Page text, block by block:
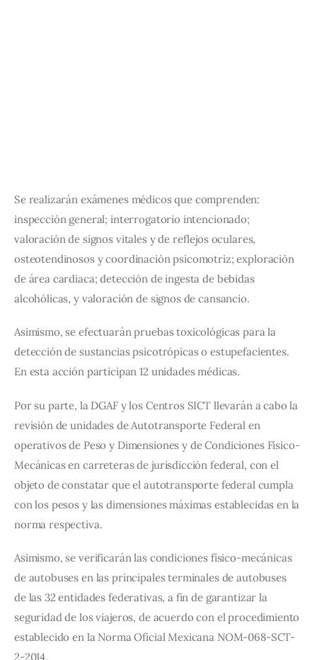
Se realizarán exámenes médicos que comprenden:
inspección general; interrogatorio intencionado;
valoración de signos vitales y de reflejos oculares,
osteotendinosos y coordinación psicomotriz; exploración
de área cardiaca; detección de ingesta de bebidas
alcohólicas, y valoración de signos de cansancio.
Asimismo, se efectuarán pruebas toxicológicas para la
detección de sustancias psicotrópicas o estupefacientes.
En esta acción participan 12 unidades médicas.
Por su parte, la DGAF y los Centros SICT llevarán a cabo la
revisión de unidades de Autotransporte Federal en
operativos de Peso y Dimensiones y de Condiciones Físico-
Mecánicas en carreteras de jurisdicción federal, con el
objeto de constatar que el autotransporte federal cumpla
con los pesos y las dimensiones máximas establecidas en la
norma respectiva.
Asimismo, se verificarán las condiciones físico-mecánicas
de autobuses en las principales terminales de autobuses
de las 32 entidades federativas, a fin de garantizar la
seguridad de los viajeros, de acuerdo con el procedimiento
establecido en la Norma Oficial Mexicana NOM-068-SCT-
2-2014.